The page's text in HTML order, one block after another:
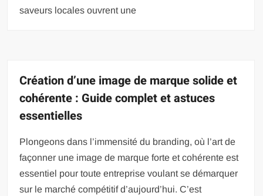
saveurs locales ouvrent une
Création d’une image de marque solide et
cohérente : Guide complet et astuces
essentielles
Plongeons dans l’immensité du branding, où l’art de
façonner une image de marque forte et cohérente est
essentiel pour toute entreprise voulant se démarquer
sur le marché compétitif d’aujourd’hui. C’est